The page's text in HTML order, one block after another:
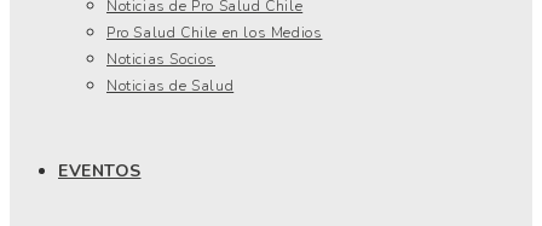
Noticias de Pro Salud Chile
Pro Salud Chile en los Medios
Noticias Socios
Noticias de Salud
EVENTOS